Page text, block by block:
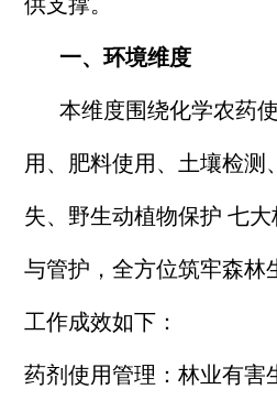
一、环境维度
本维度围绕化学农药
用、肥料使用、土壤检测
失、野生动植物保护 七大
与管护，全方位筑牢森林
工作成效如下：
药剂使用管理：林业有害